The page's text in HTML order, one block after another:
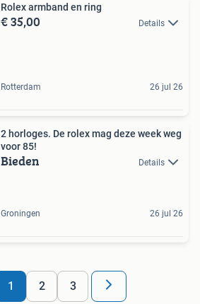
Rolex armband en ring
€ 35,00 Details
Rotterdam 26 jul 26
2 horloges. De rolex mag deze week weg
voor 85!
Bieden Details
Groningen 26 jul 26
1 2 3